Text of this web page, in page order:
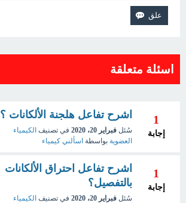
اسئلة متعلقة
1
إجابة
اشرح تفاعل هلجنة الألكانات ؟
سُئل فبراير 20، 2020 في تصنيف الكيمياء
العضوية بواسطة اسألني كيمياء
1
إجابة
اشرح تفاعل احتراق الألكانات
بالتفصيل؟
سُئل فبراير 20، 2020 في تصنيف الكيمياء